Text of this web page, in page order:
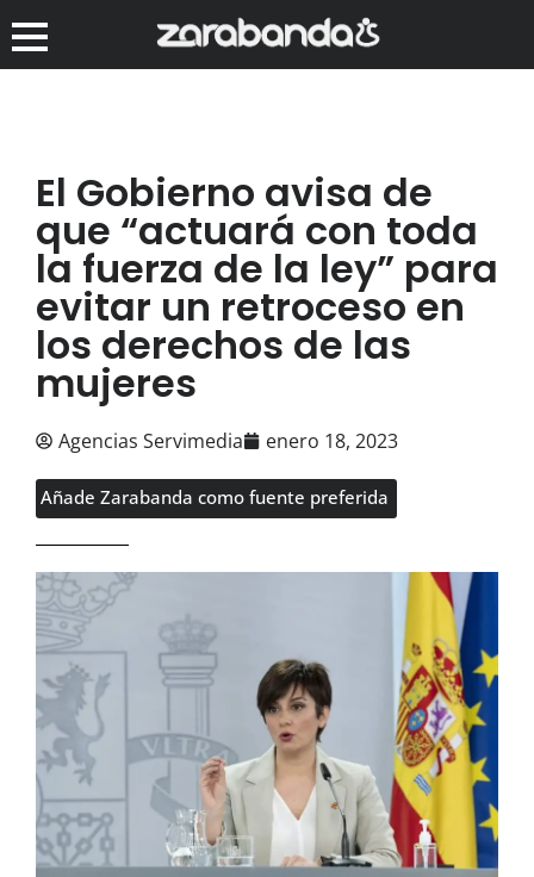
El Gobierno avisa de
que “actuará con toda
la fuerza de la ley” para
evitar un retroceso en
los derechos de las
mujeres
Agencias Servimedia enero 18, 2023
Añade Zarabanda como fuente preferida